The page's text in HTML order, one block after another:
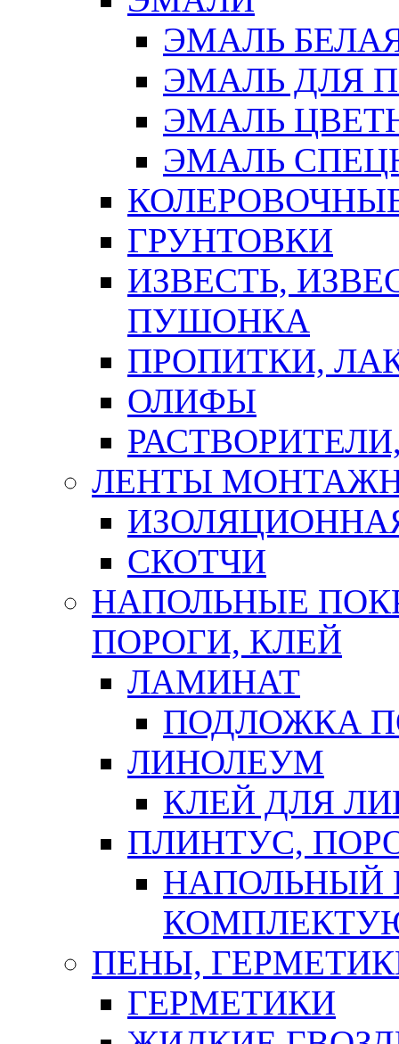
ЭМАЛЬ
ЭМАЛЬ ДЛЯ
ЭМАЛЬ
ЭМАЛЬ
ГРУНТОВКИ
ИЗВЕСТЬ,
ПУШОНКА
ПРОПИТКИ,
ОЛИФЫ
ЛЕНТЫ
СКОТЧИ
НАПОЛЬНЫЕ
ПОРОГИ, КЛЕЙ
ЛАМИНАТ
ПОДЛОЖКА
ЛИНОЛЕУМ
КЛЕЙ ДЛЯ
ПЛИНТУС,
НАПОЛЬНЫЙ
ПЕНЫ,
ГЕРМЕТИКИ